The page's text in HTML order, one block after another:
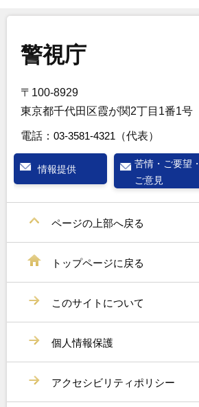
警視庁
〒100-8929
東京都千代田区霞が関2丁目1番1号
電話： 03-3581-4321 （代表）
情報提供
苦情・ご要望・
ご意見
ページの上部へ戻る
トップページに戻る
このサイトについて
個人情報保護
アクセシビリティポリシー